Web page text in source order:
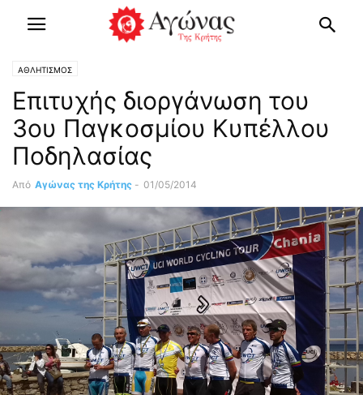
ΑΘΛΗΤΙΣΜΟΣ
Επιτυχής διοργάνωση του
3ου Παγκοσμίου Κυπέλλου
Ποδηλασίας
Από Αγώνας της Κρήτης - 01/05/2014